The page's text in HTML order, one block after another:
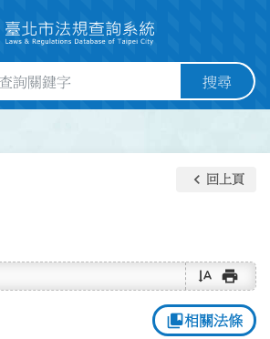
字欄位 搜尋
keyboard_arrow_left 回上頁
text_rotate_vertical print
collections_bookmark相關法條